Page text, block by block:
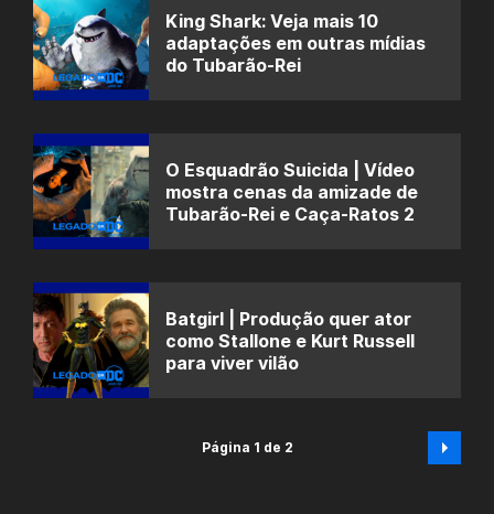
King Shark: Veja mais 10
adaptações em outras mídias
do Tubarão-Rei
O Esquadrão Suicida | Vídeo
mostra cenas da amizade de
Tubarão-Rei e Caça-Ratos 2
Batgirl | Produção quer ator
como Stallone e Kurt Russell
para viver vilão
Página 1 de 2